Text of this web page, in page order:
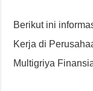
Berikut ini
Kerja di
Multigriya